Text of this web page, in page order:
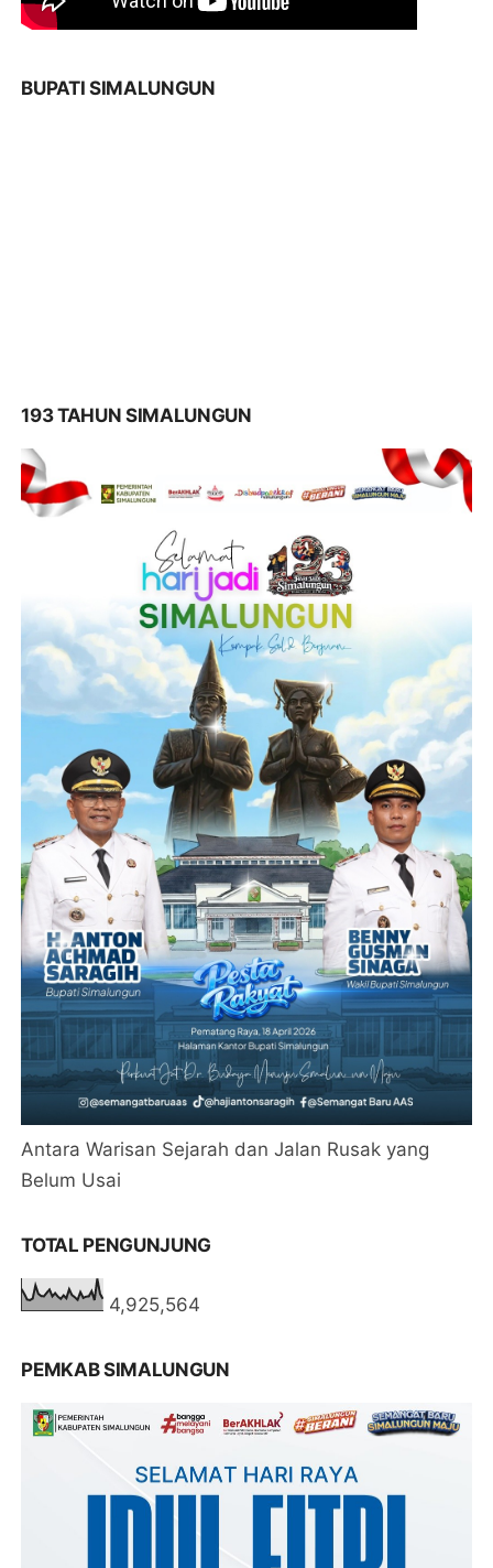
BUPATI SIMALUNGUN
193 TAHUN SIMALUNGUN
Antara Warisan Sejarah dan Jalan Rusak yang
Belum Usai
TOTAL PENGUNJUNG
4,925,564
PEMKAB SIMALUNGUN